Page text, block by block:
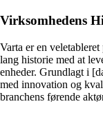
Virksomhedens
Varta er en
lang historie med at
enheder. Grundlagt i
med innovation og
branchens førende